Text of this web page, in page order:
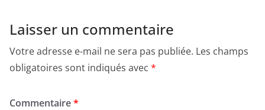
Laisser un commentaire
Votre adresse e-mail ne sera pas publiée. Les champs
obligatoires sont indiqués avec *
Commentaire*